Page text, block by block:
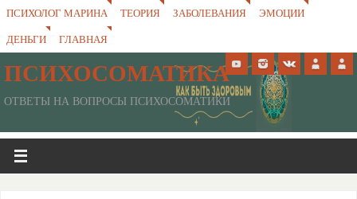
ПСИХОЛОГ МАРИНА ТЕОРИЯ ЗАБОЛЕВАНИЯ
ЭМОЦИИ
ДЕНЬГИ
ГЛАВНАЯ
ПСИХОСОМАТИКА
ОТВЕТЫ НА ВОПРОСЫ ПСИХОСОМАТИКИ